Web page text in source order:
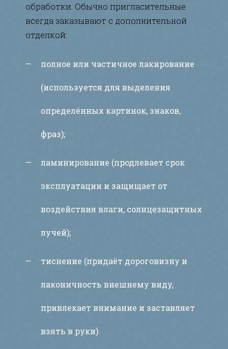
обработки. Обычно пригласительные
всегда заказывают с дополнительной
отделкой:
полное или частичное лакирование
(используется для выделения
определённых картинок, знаков,
фраз);
ламинирование (продлевает срок
эксплуатации и защищает от
воздействия влаги, солнцезащитных
лучей);
тиснение (придаёт дороговизну и
лаконичность внешнему виду,
привлекает внимание и заставляет
взять в руки).